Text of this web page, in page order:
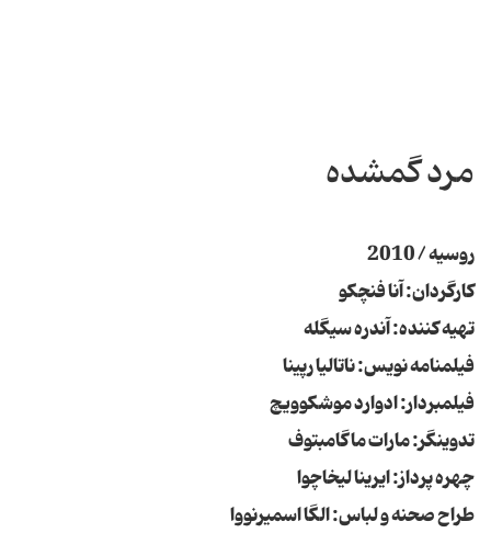
مرد گمشده
روسیه / 2010
کارگردان: آنا فنچکو
تهیه کننده: آندره سیگله
فیلمنامه نویس: ناتالیا رپینا
فیلمبردار: ادوارد موشکوویچ
تدوینگر: مارات ماگامبتوف
چهره پرداز: ایرینا لیخاچوا
طراح صحنه و لباس: الگا اسمیرنووا